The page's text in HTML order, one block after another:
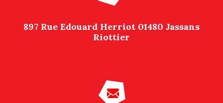
897 Rue Edouard Herriot 01480 Jassans
Riottier